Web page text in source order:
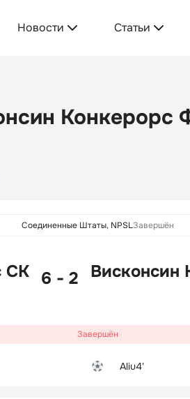
Новости Статьи
Конкерорс
Соединенные Штаты, NPSLЗавершён
СК 6 - 2 Висконсин
Завершён
Aliu4'